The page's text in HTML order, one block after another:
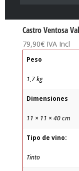
Castro Ventosa
79,90€ IVA Incl
Peso
1,7 kg
Dimensiones
11 × 11 × 40 cm
Tipo de vino:
Tinto